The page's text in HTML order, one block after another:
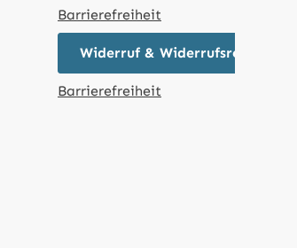
Barrierefreiheit
Widerruf & Widerrufsrecht
Barrierefreiheit